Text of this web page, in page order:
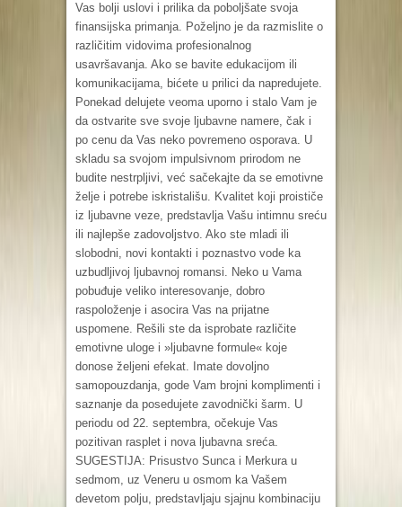
Vas bolji uslovi i prilika da poboljšate svoja
finansijska primanja. Poželjno je da razmislite o
različitim vidovima profesionalnog
usavršavanja. Ako se bavite edukacijom ili
komunikacijama, bićete u prilici da napredujete.
Ponekad delujete veoma uporno i stalo Vam je
da ostvarite sve svoje ljubavne namere, čak i
po cenu da Vas neko povremeno osporava. U
skladu sa svojom impulsivnom prirodom ne
budite nestrpljivi, već sačekajte da se emotivne
želje i potrebe iskristališu. Kvalitet koji proističe
iz ljubavne veze, predstavlja Vašu intimnu sreću
ili najlepše zadovoljstvo. Ako ste mladi ili
slobodni, novi kontakti i poznastvo vode ka
uzbudljivoj ljubavnoj romansi. Neko u Vama
pobuđuje veliko interesovanje, dobro
raspoloženje i asocira Vas na prijatne
uspomene. Rešili ste da isprobate različite
emotivne uloge i »ljubavne formule« koje
donose željeni efekat. Imate dovoljno
samopouzdanja, gode Vam brojni komplimenti i
saznanje da posedujete zavodnički šarm. U
periodu od 22. septembra, očekuje Vas
pozitivan rasplet i nova ljubavna sreća.
SUGESTIJA: Prisustvo Sunca i Merkura u
sedmom, uz Veneru u osmom ka Vašem
devetom polju, predstavljaju sjajnu kombinaciju